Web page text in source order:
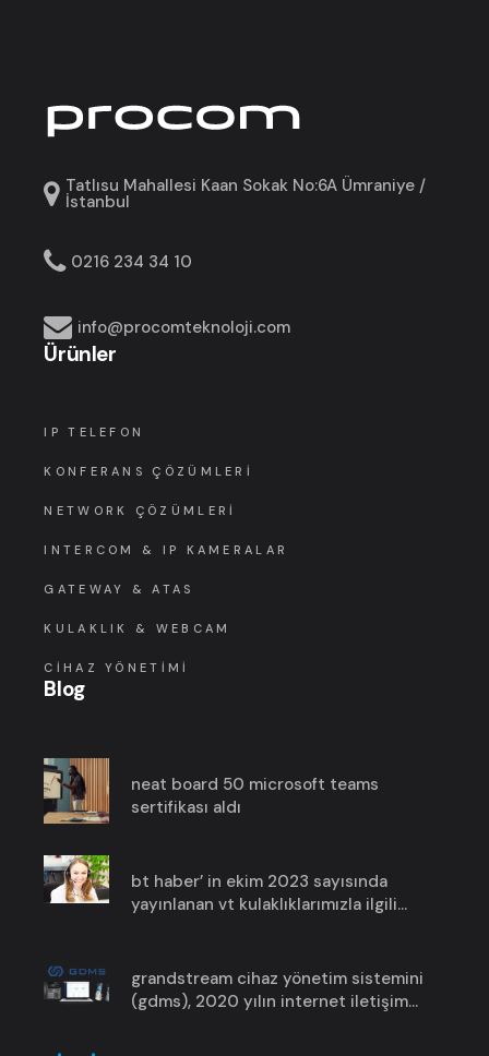
Tatlısu Mahallesi Kaan Sokak No:6A Ümraniye /
İstanbul
0216 234 34 10
info@procomteknoloji.com
Ürünler
IP TELEFON
KONFERANS ÇÖZÜMLERI
NETWORK ÇÖZÜMLERI
INTERCOM & IP KAMERALAR
GATEWAY & ATAS
KULAKLIK & WEBCAM
CIHAZ YÖNETIMI
Blog
neat board 50 microsoft teams
sertifikası aldı
bt haber’ in ekim 2023 sayısında
yayınlanan vt kulaklıklarımızla ilgili
grandstream cihaz yönetim sistemini
(gdms), 2020 yılın i̇nternet i̇letişim